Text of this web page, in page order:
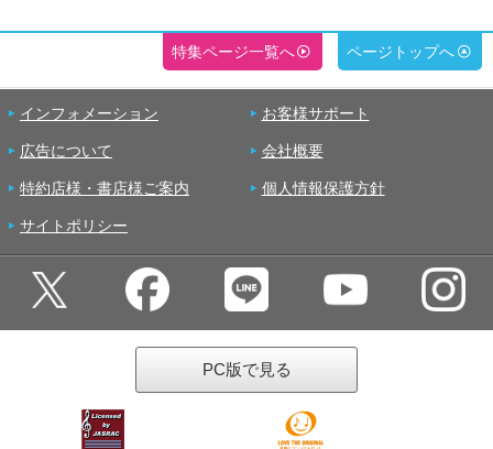
特集ページ一覧へ ページトップへ
インフォメーション お客様サポート
広告について 会社概要
特約店様・書店様ご案内 個人情報保護方針
サイトポリシー
PC版で見る